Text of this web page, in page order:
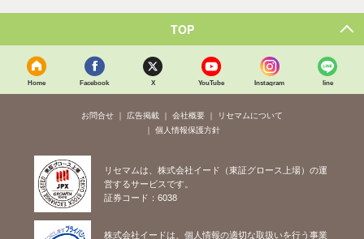
TOP
Home Facebook X YouTube Instagram line
お問合せ 広告掲載 会社概要
リセマムについて
個人情報保護方針
リセマムは、株式会社イード（東証グロース上場）の運
営するサービスです。
証券コード：6038
株式会社イードは、個人情報の適切な取扱いを行う事業